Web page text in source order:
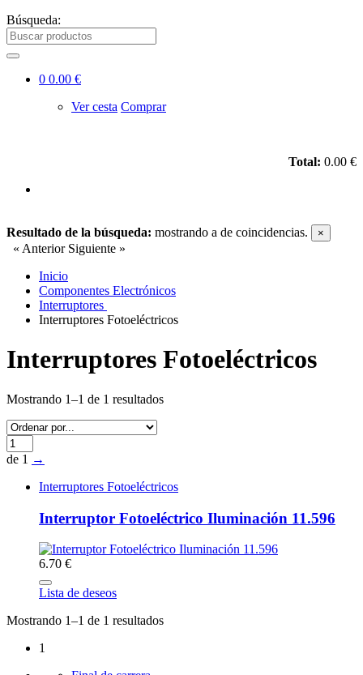
Búsqueda:
0 0.00 €
Ver cesta Comprar
Total: 0.00 €
Resultado de la búsqueda: mostrando a de coincidencias. ×
« Anterior Siguiente »
Inicio
Componentes Electrónicos
Interruptores
Interruptores Fotoeléctricos
Interruptores Fotoeléctricos
Mostrando 1–1 de 1 resultados
de 1 →
Interruptores Fotoeléctricos
Interruptor Fotoeléctrico Iluminación 11.596
6.70 €
Lista de deseos
Mostrando 1–1 de 1 resultados
1